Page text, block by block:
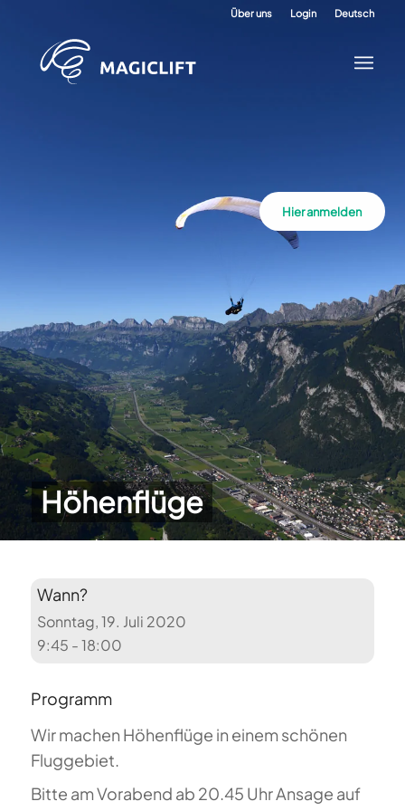
Über uns Login Deutsch
Höhenflüge
Hier anmelden
Wann?
Sonntag, 19. Juli 2020
9:45 - 18:00
Programm
Wir machen Höhenflüge in einem schönen
Fluggebiet.
Bitte am Vorabend ab 20.45 Uhr Ansage auf